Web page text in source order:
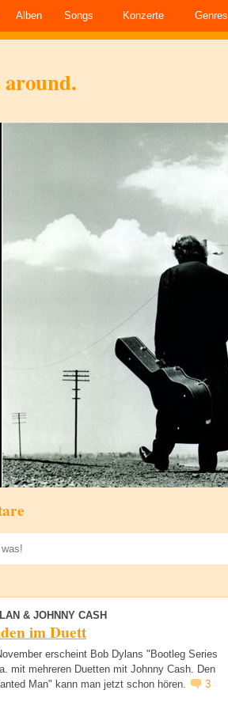
Alben Songs Konzerte Genres
around.
& JOHNNY CASH
im Duett
erscheint Bob Dylans "Bootleg Series
mit mehreren Duetten mit Johnny Cash. Den
Man" kann man jetzt schon hören.
3